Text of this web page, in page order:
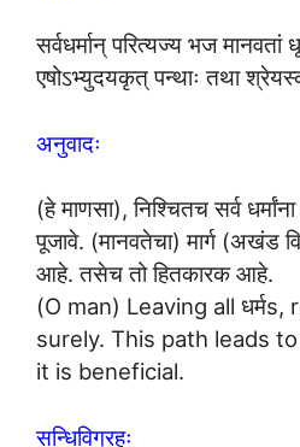
सर्वधर्मान् परित्यज्य भज मानवतां
एषोऽभ्युदयकृत् पन्थाः तथा
अनुवादः
(हे माणसा), निश्चितच सर्व
पूजावे. (मानवतेचा) मार्ग (अखंड
आहे. तसेच तो हितकारक आहे.
(O man) Leaving all
surely. This path leads
it is beneficial.
सन्धिविग्रहः